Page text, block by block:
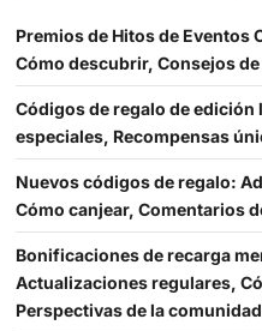
Premios de Hitos de Eventos
Cómo descubrir, Consejos
Códigos de regalo de edición
especiales, Recompensas
Nuevos códigos de regalo:
Cómo canjear, Comentarios
Bonificaciones de recarga
Actualizaciones regulares,
Perspectivas de la comunidad